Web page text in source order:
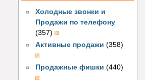
Холодные звонки и
Продажи по телефону
(357)
Активные продажи (358)
Продажные фишки (440)